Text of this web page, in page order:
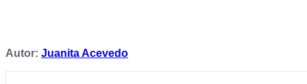
Autor: Juanita Acevedo